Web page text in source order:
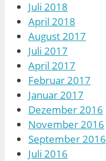
Juli 2018
April 2018
August 2017
Juli 2017
April 2017
Februar 2017
Januar 2017
Dezember 2016
November 2016
September 2016
Juli 2016